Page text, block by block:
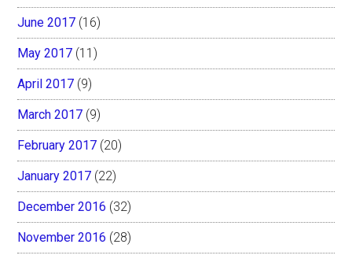
June 2017 (16)
May 2017 (11)
April 2017 (9)
March 2017 (9)
February 2017 (20)
January 2017 (22)
December 2016 (32)
November 2016 (28)